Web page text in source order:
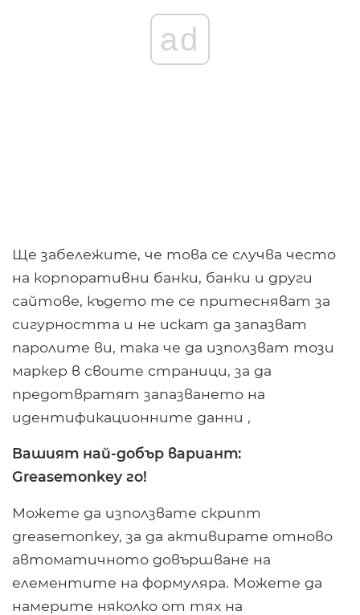
ad
Ще забележите, че това се случва често
на корпоративни банки, банки и други
сайтове, където те се притесняват за
сигурността и не искат да запазват
паролите ви, така че да използват този
маркер в своите страници, за да
предотвратят запазването на
идентификационните данни ,
Вашият най-добър вариант:
Greasemonkey го!
Можете да използвате скрипт
greasemonkey, за да активирате отново
автоматичното довършване на
елементите на формуляра. Можете да
намерите няколко от тях на